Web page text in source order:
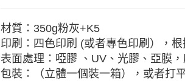
材質：350g粉灰+K5
印刷：四色印刷 (或者專色印刷），
表面處理：啞膠 、UV、光膠、亞膜
包裝：（立體一個裝一箱），或者打